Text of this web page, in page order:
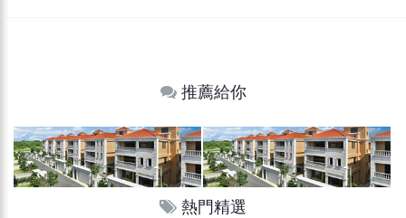
推薦給你
熱門精選